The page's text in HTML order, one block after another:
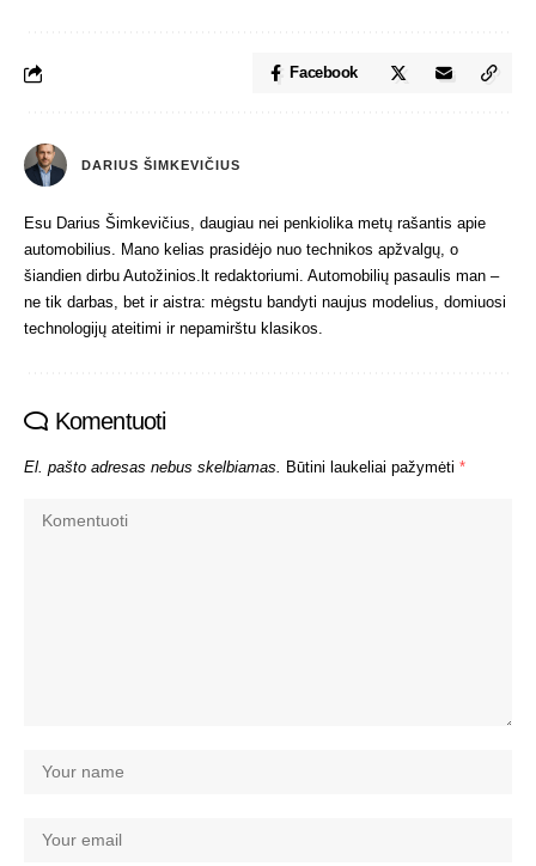
Facebook
DARIUS ŠIMKEVIČIUS
Esu Darius Šimkevičius, daugiau nei penkiolika metų rašantis apie
automobilius. Mano kelias prasidėjo nuo technikos apžvalgų, o
šiandien dirbu Autožinios.lt redaktoriumi. Automobilių pasaulis man –
ne tik darbas, bet ir aistra: mėgstu bandyti naujus modelius, domiuosi
technologijų ateitimi ir nepamirštu klasikos.
Komentuoti
El. pašto adresas nebus skelbiamas. Būtini laukeliai pažymėti *